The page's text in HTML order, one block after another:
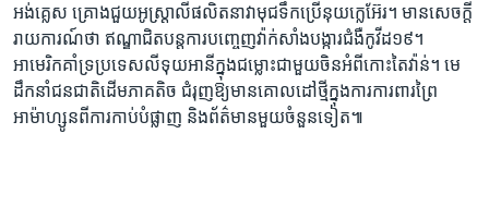
អង់គ្លេស គ្រោង​ជួយ​អូស្ត្រាលី​ផលិត​នាវា​មុជទឹក​ប្រើ​នុយក្លេអ៊ែរ។ មាន​សេចក្តី​
រាយ​ការណ៍​ថា ឥណ្ឌា​ជិត​បន្ត​ការបញ្ចេញ​វ៉ាក់សាំង​បង្ការ​ជំងឺ​កូវីដ១៩។
អាមេរិក​គាំទ្រ​ប្រទេស​លីទុយអានី​ក្នុង​ជម្លោះ​ជាមួយ​ចិន​អំពី​កោះតៃវ៉ាន់។ មេ
ដឹកនាំ​ជនជាតិ​ដើម​ភាគ​តិច ជំរុញ​ឱ្យ​មាន​គោលដៅ​ថ្មី​ក្នុង​ការការពារ​ព្រៃ​
អាម៉ាហ្សូន​ពី​ការកាប់​បំផ្លាញ និង​ព័ត៌មាន​មួយ​ចំនួន​ទៀត៕